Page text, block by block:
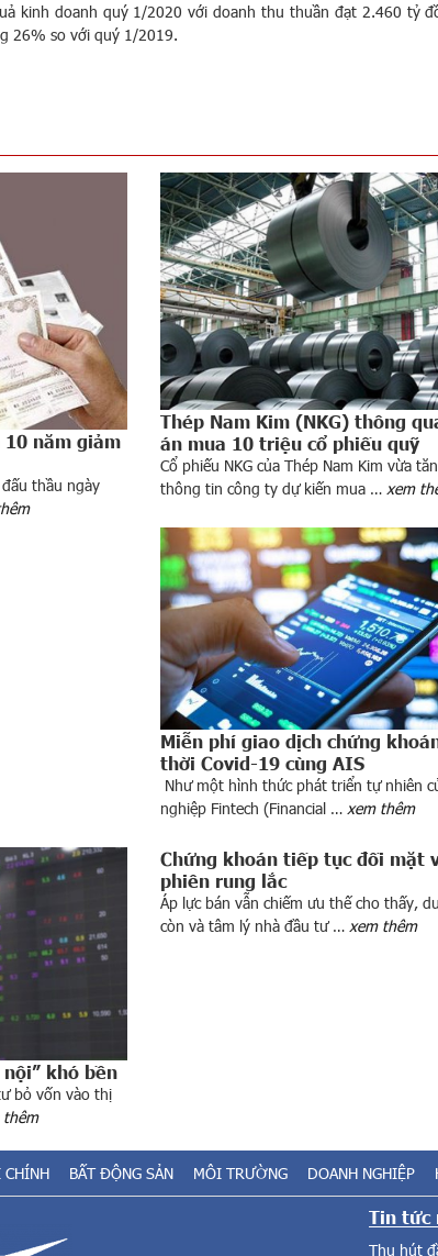
kinh doanh quý 1/2020 với doanh thu thuần đạt 2.460 tỷ
26% so với quý 1/2019.
năm giảm
thầu ngày
Thép Nam Kim (NKG) thông
án mua 10 triệu cổ phiếu quỹ
Cổ phiếu NKG của Thép Nam Kim vừa
thông tin công ty dự kiến mua … xem
Miễn phí giao dịch chứng
thời Covid-19 cùng AIS
Như một hình thức phát triển tự nhiên
nghiệp Fintech (Financial … xem thêm
khó bền
bỏ vốn vào thị
thêm
Chứng khoán tiếp tục đối mặt
phiên rung lắc
Áp lực bán vẫn chiếm ưu thế cho thấy,
còn và tâm lý nhà đầu tư … xem thêm
CHÍNH BẤT ĐỘNG SẢN MÔI TRƯỜNG DOANH NGHIỆP
Tin tức
Thu hút